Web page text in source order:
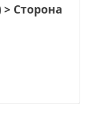
Сторона